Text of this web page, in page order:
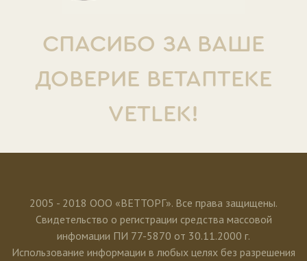
СПАСИБО ЗА ВАШЕ
ДОВЕРИЕ ВЕТАПТЕКЕ
VETLEK!
2005 - 2018 ООО «ВЕТТОРГ». Все права защищены.
Свидетельство о регистрации средства массовой
инфомации ПИ 77-5870 от 30.11.2000 г.
Использование информации в любых целях без разрешения